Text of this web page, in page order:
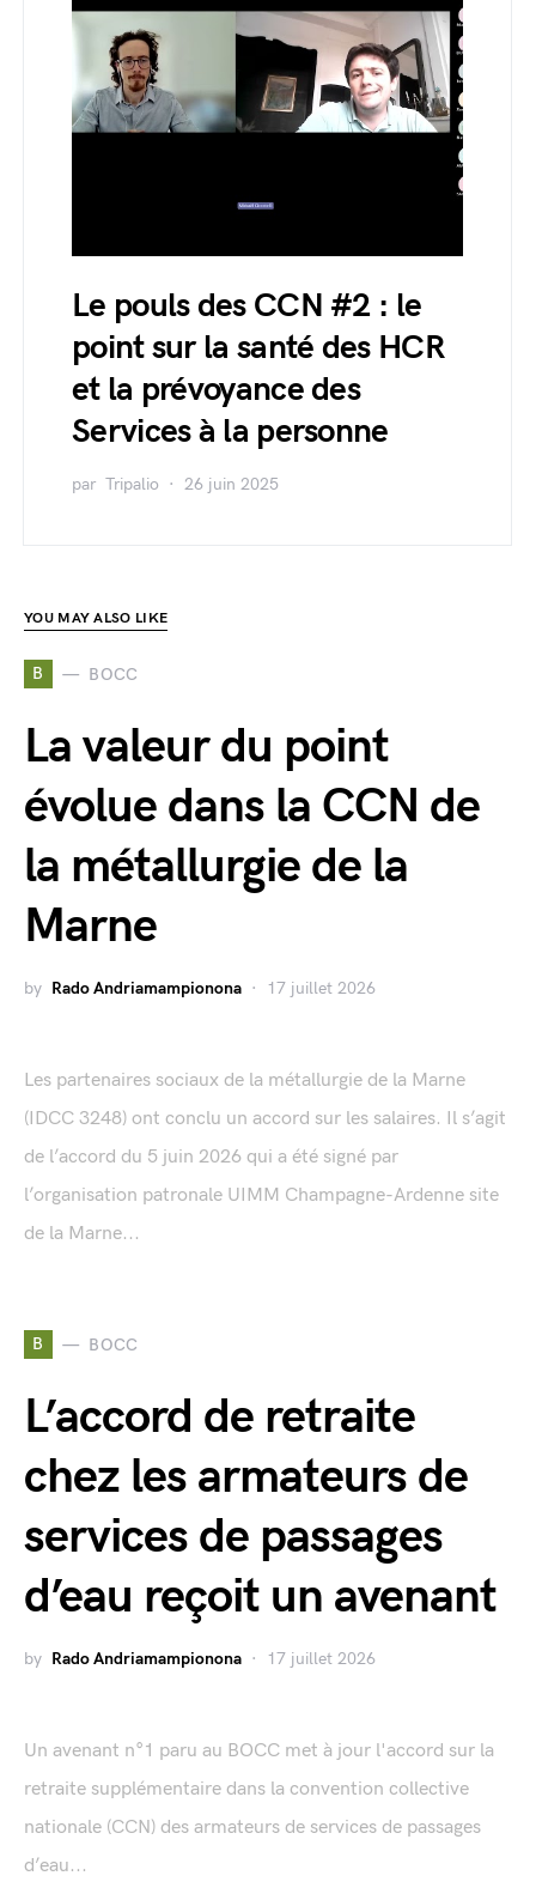
Le pouls des CCN #2 : le
point sur la santé des HCR
et la prévoyance des
Services à la personne
par Tripalio 26 juin 2025
YOU MAY ALSO LIKE
B BOCC
La valeur du point
évolue dans la CCN de
la métallurgie de la
Marne
by Rado Andriamampionona 17 juillet 2026
Les partenaires sociaux de la métallurgie de la Marne
(IDCC 3248) ont conclu un accord sur les salaires. Il s’agit
de l’accord du 5 juin 2026 qui a été signé par
l’organisation patronale UIMM Champagne-Ardenne site
de la Marne...
B BOCC
L’accord de retraite
chez les armateurs de
services de passages
d’eau reçoit un avenant
by Rado Andriamampionona 17 juillet 2026
Un avenant n°1 paru au BOCC met à jour l'accord sur la
retraite supplémentaire dans la convention collective
nationale (CCN) des armateurs de services de passages
d’eau...